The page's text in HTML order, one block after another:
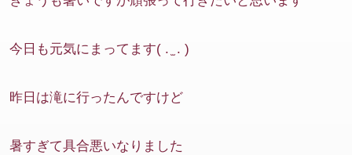
今日も元気にまってます( . ̫ . )
昨日は滝に行ったんですけど
暑すぎて具合悪いなりました